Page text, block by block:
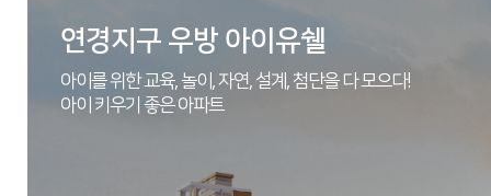
연경지구 우방 아이유쉘
아이를 위한 교육, 놀이, 자연, 설계, 첨단을 다 모으다!
아이 키우기 좋은 아파트